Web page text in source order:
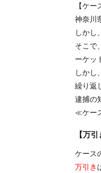
【ケー
神奈川
しかし
そこで
ーケッ
しかし
繰り返
逮捕の
≪ケー
【万
ケース
万引き